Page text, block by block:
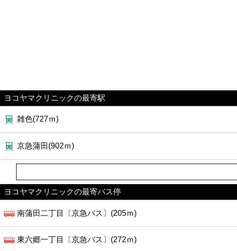
ヨコヤマクリニックの最寄駅
雑色(727ｍ)
京急蒲田(902ｍ)
ヨコヤマクリニックの最寄バス停
南蒲田二丁目〔京急バス〕(205ｍ)
東六郷一丁目〔京急バス〕(272ｍ)